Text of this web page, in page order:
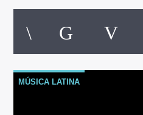
CANCIÓN ACTUAL
TÍTULO
MÚSICA LATINA